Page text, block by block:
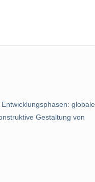
globale
Gestaltung von